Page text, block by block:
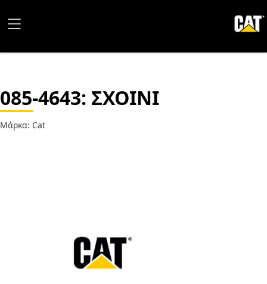
085-4643: ΣΧΟΙΝΙ
Μάρκα: Cat